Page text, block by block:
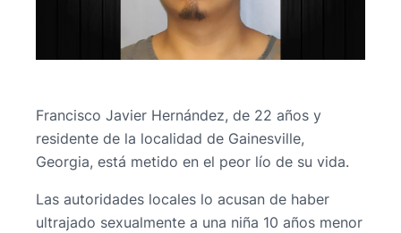
Francisco Javier Hernández, de 22 años y
residente de la localidad de Gainesville,
Georgia, está metido en el peor lío de su vida.
Las autoridades locales lo acusan de haber
ultrajado sexualmente a una niña 10 años menor